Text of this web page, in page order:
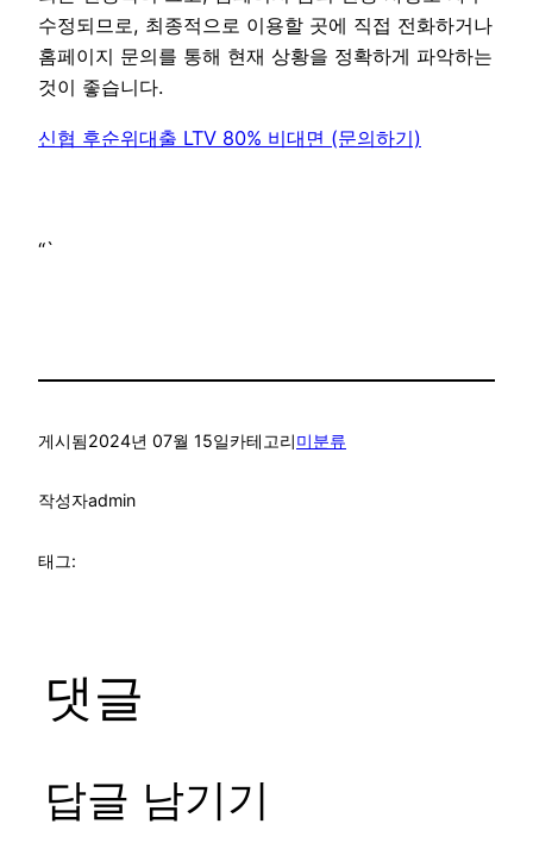
수정되므로, 최종적으로 이용할 곳에 직접 전화하거나
홈페이지 문의를 통해 현재 상황을 정확하게 파악하는
것이 좋습니다.
신협 후순위대출 LTV 80% 비대면 (문의하기)
“`
게시됨2024년 07월 15일카테고리미분류
작성자admin
태그:
댓글
답글 남기기